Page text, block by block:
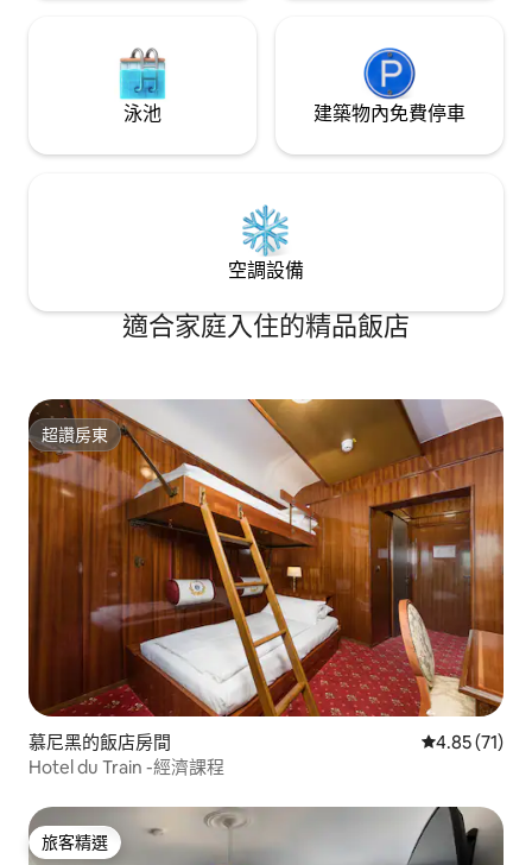
泳池 建築物內免費停車
空調設備
適合家庭入住的精品飯店
超讚房東
超讚房東
慕尼黑的飯店房間 從 71 則評價
4.85 (71)
Hotel du Train -經濟課程
旅客精選
旅客精選